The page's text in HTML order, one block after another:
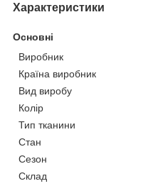
Характеристики
Основні
Виробник
Країна виробник
Вид виробу
Колір
Тип тканини
Стан
Сезон
Склад